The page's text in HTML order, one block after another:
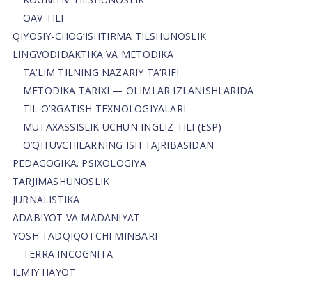
OAV TILI
QIYOSIY-CHOG‘ISHTIRMA TILSHUNOSLIK
LINGVODIDAKTIKA VA METODIKA
TA’LIM TILNING NAZARIY TA’RIFI
METODIKA TARIXI — OLIMLAR IZLANISHLARIDA
TIL O’RGATISH TEXNOLOGIYALARI
MUTAXASSISLIK UCHUN INGLIZ TILI (ESP)
O’QITUVCHILARNING ISH TAJRIBASIDAN
PEDAGOGIKA. PSIXOLOGIYA
TARJIMASHUNOSLIK
JURNALISTIKA
ADABIYOT VA MADANIYAT
YOSH TADQIQOTCHI MINBARI
TERRA INCOGNITA
ILMIY HAYOT